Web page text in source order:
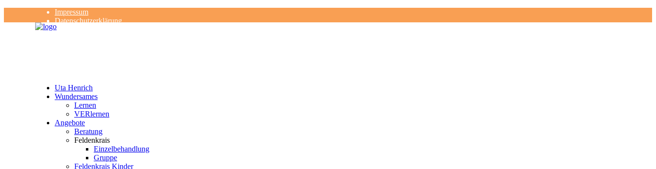
Impressum
Datenschutzerklärung
Kontakt
Uta Henrich
Wundersames
Lernen
VERlernen
Angebote
Beratung
Feldenkrais
Einzelbehandlung
Gruppe
Feldenkrais Kinder